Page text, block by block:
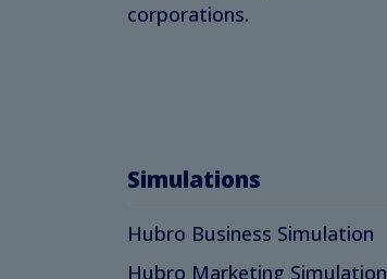
corporations.
Simulations
Hubro Business Simulation
Hubro Marketing Simulation